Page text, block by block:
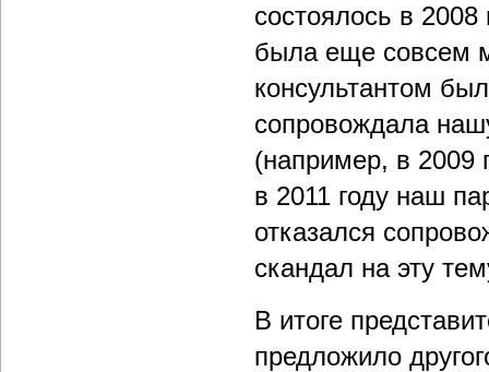
состоялось в
была еще совсем
консультантом
сопровождала
(например, в 2009
в 2011 году наш
отказался
скандал на эту
В итоге
предложило